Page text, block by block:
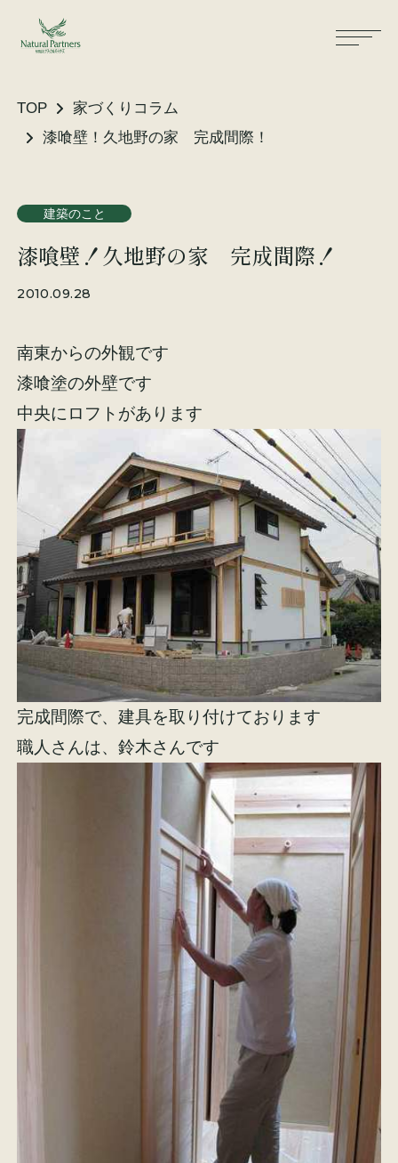
TOP
家づくりコラム
漆喰壁！久地野の家 完成間際！
建築のこと
漆喰壁！久地野の家 完成間際！
2010.09.28
南東からの外観です
漆喰塗の外壁です
中央にロフトがあります
完成間際で、建具を取り付けております
職人さんは、鈴木さんです
大工が建てる家
リノベーション
施工事例 お客様の声
会社概要
スタッフ紹介
家づくりコラム
オンラインショップ
来場予約
お問い合わせ